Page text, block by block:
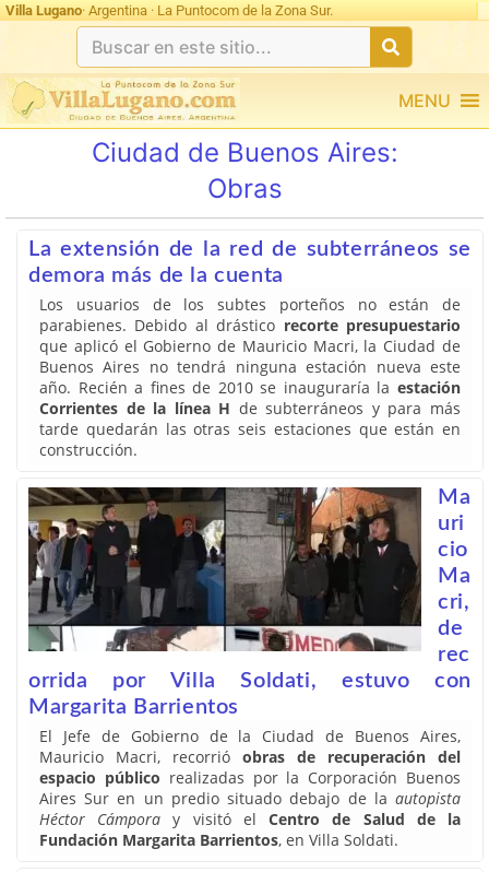
Villa Lugano· Argentina · La Puntocom de la Zona Sur.
MENU
Ciudad de Buenos Aires:
Obras
La extensión de la red de subterráneos se
demora más de la cuenta
Los usuarios de los subtes porteños no están de
parabienes. Debido al drástico recorte presupuestario
que aplicó el Gobierno de Mauricio Macri, la Ciudad de
Buenos Aires no tendrá ninguna estación nueva este
año. Recién a fines de 2010 se inauguraría la estación
Corrientes de la línea H de subterráneos y para más
tarde quedarán las otras seis estaciones que están en
construcción.
Ma
uri
cio
Ma
cri,
de
rec
orrida por Villa Soldati, estuvo con
Margarita Barrientos
El Jefe de Gobierno de la Ciudad de Buenos Aires,
Mauricio Macri, recorrió obras de recuperación del
espacio público realizadas por la Corporación Buenos
Aires Sur en un predio situado debajo de la autopista
Héctor Cámpora y visitó elCentro de Salud de la
Fundación Margarita Barrientos, en Villa Soldati.